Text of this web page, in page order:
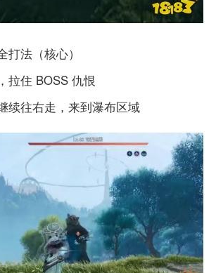
打法（核心）
拉住 BOSS 仇恨
续往右走，来到瀑布区域